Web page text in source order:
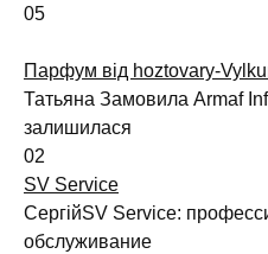
05
Парфум від hoztovary-
Татьяна Замовила Armaf
залишилася
02
SV Service
СергійSV Service:
обслуживание